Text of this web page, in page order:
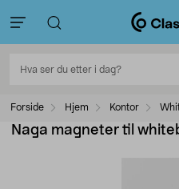
Forside Hjem Kontor
Naga magneter til